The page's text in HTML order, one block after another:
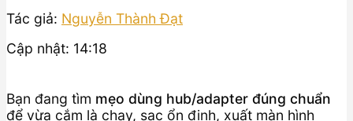
Tác giả: Nguyễn Thành Đạt
Cập nhật: 14:18
Bạn đang tìm mẹo dùng hub/adapter đúng chuẩn
để vừa cắm là chạy, sạc ổn định, xuất màn hình